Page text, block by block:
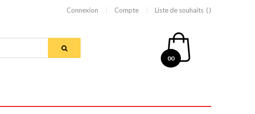
Connexion Compte Liste de souhaits
00